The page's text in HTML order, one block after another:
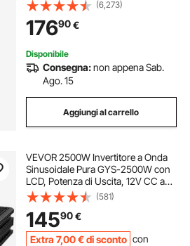
per Auto Guida Viaggi Potenza
Totale in Ingresso 45 W
(6,273)
17690€
Disponibile
Consegna:non appena Sab.
Ago. 15
Aggiungi al carrello
VEVOR 2500W Invertitore a Onda
Sinusoidale Pura GYS-2500W con
LCD, Potenza di Uscita, 12V CC a
230V CA, Inverter Onda Pura 12V
230V 2500W, Invertitore
Convertitore di Potenza, con LCD e
Telecomando
(581)
14590€
Extra 7,00 €di sconto con